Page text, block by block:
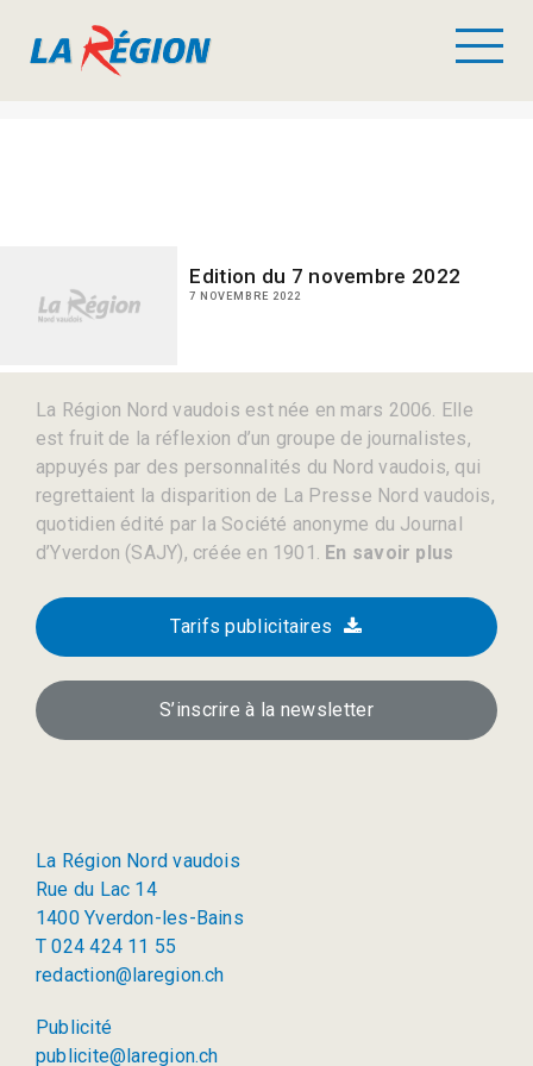
Edition du 7 novembre 2022
7 NOVEMBRE 2022
La Région Nord vaudois est née en mars 2006. Elle
est fruit de la réflexion d’un groupe de journalistes,
appuyés par des personnalités du Nord vaudois, qui
regrettaient la disparition de La Presse Nord vaudois,
quotidien édité par la Société anonyme du Journal
d’Yverdon (SAJY), créée en 1901. En savoir plus
Tarifs publicitaires
S’inscrire à la newsletter
La Région Nord vaudois
Rue du Lac 14
1400 Yverdon-les-Bains
T 024 424 11 55
redaction@laregion.ch
Publicité
publicite@laregion.ch